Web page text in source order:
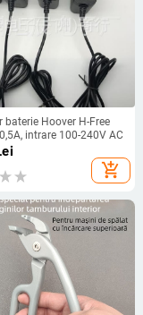
baterie Hoover H-Free
intrare 100-240V AC
add_shopping_cart